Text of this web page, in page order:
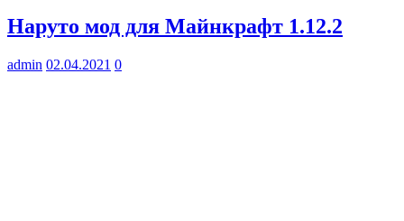
Наруто мод для Майнкрафт 1.12.2
admin 02.04.2021 0